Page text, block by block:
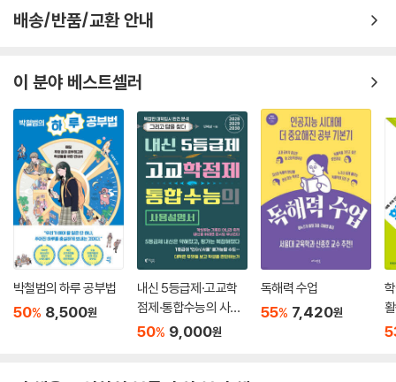
13 자신보다 내가 ‘더 나은 삶’을 사는 게 소원인 사람
_엄마는 속고 있다
_아버지가 벌어오신 돈의 의미
_나에 대한 기대로 하루를 버티는 사람
_우리는 날마다 조금씩 고아가 되어간다
_잔소리 뒤의 “……”에 담긴 진짜 의미
Beyond Story “아, 엄마는 맨날 이런 식이야!”
에필로그 믿는다, 나는 믿는다, 나는 너를 믿는다!
부록 공부 의욕을 불러일으키는 힐링 포스트잇
던 끈덕진 관심이 얼마나 순수한 사랑이었는지를요. 귀찮던 간섭이 얼마나
진득한 믿음이었는지를요. 엄마아빠가 자기 인생보다도 내 인생을 얼마나
빚이었단 것도요. 언젠가 엄마 냄새가 흔적 없이 사라진대도, 언젠가 아빠
엄마, 그리고 우리 아빠. 사랑하는 내 부모님.
---「우리는 날마다 조금씩 고아가 되어간다」중에서
‘너 절대로 포기하지 마. 왜냐면 내가 너였으니까. 늦어버린 줄로만 알고,
하마터면 포기할 뻔 했었으니까. 나도 너처럼 방황했고, 나도 너처럼 고민
했고, 나도 너처럼 힘들었으니까. 나도 너랑 똑같은 마음이었으니까.’
매일 열 시간도 넘는 시간 동안 책상 앞에 앉아 힘겹게 공부하는 10대들을
보면 짠하기 그지없다. 이 책의 저자는 유명 학원강사나 선생님이 아닌 학
창시절의 방황과 고난을 ‘똑같이’ 겪어 온 친근한 형, 오빠로서 힘든 시기를
보내고 있는 10대들에게 따뜻한 위로의 메시지를 건넨다. 온갖 ‘잉여짓’을
일삼던 과거를 후회하며 눈물을 머금고 공부에 힘 쏟았던 이야기, 시골학
교에서 벌레, 재래식 똥통과 사투하며 공부할 수밖에 없었던 이야기는 10
대들이 처한 상황과 조건에 깊은 공감을 불러일으킨다. 더불어 ‘공부할 마
음 있는 놈들의 7가지 습관’, ‘오늘 하루를 가장 공부하기 좋은 날로 만드는
배송/반품/교환 안내
이 분야 베스트셀러
박철범의 하루 공부법
50% 8,500원
내신 5등급제·고교학
점제·통합수능의 사용
설명서
50% 9,000원
독해력 수업
55% 7,420원
(